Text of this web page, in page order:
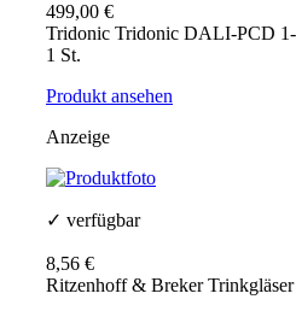
499,00 €
Tridonic Tridonic DALI-PCD
1 St.
Produkt ansehen
Anzeige
✓ verfügbar
8,56 €
Ritzenhoff & Breker